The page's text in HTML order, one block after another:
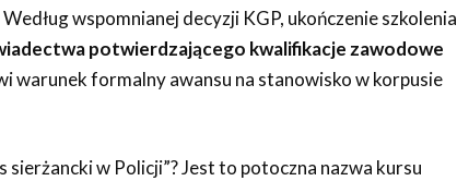
wspomnianej decyzji KGP, ukończenie szkolenia
potwierdzającego kwalifikacje zawodowe
warunek formalny awansu na stanowisko w korpusie
sierżancki w Policji”? Jest to potoczna nazwa kursu